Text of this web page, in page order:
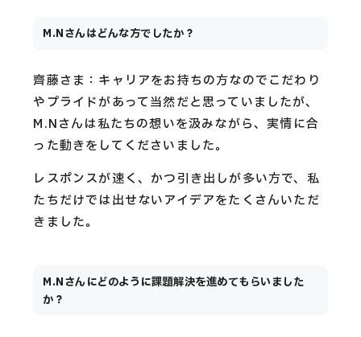
M.Nさんはどんな方でしたか？
齊藤さま：キャリアをお持ちの方なのでこだわり
やプライドがあって当然だと思っていましたが、
M.Nさんは私たちの想いを汲みながら、実情に合
った動きをしてくださいました。
レスポンスが速く、かつ引き出しが多い方で、私
たちだけでは出せないアイデアをたくさんいただ
きました。
M.Nさんにどのように課題解決を進めてもらいました
か？